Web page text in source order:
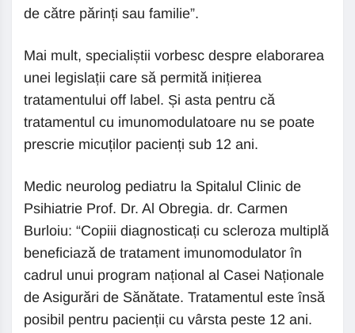
de către părinți sau familie”.
Mai mult, specialiștii vorbesc despre elaborarea
unei legislații care să permită inițierea
tratamentului off label. Și asta pentru că
tratamentul cu imunomodulatoare nu se poate
prescrie micuților pacienți sub 12 ani.
Medic neurolog pediatru la Spitalul Clinic de
Psihiatrie Prof. Dr. Al Obregia. dr. Carmen
Burloiu: “Copiii diagnosticați cu scleroza multiplă
beneficiază de tratament imunomodulator în
cadrul unui program național al Casei Naționale
de Asigurări de Sănătate. Tratamentul este însă
posibil pentru pacienții cu vârsta peste 12 ani.